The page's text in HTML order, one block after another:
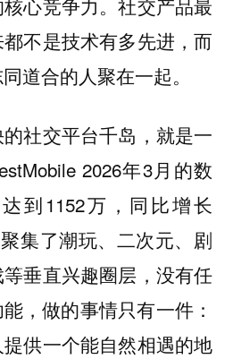
不是技术有多先进，而
道合的人聚在一起。
社交平台千岛，就是一
2026年3月的数
到1152万，同比增长
集了潮玩、二次元、剧
垂直兴趣圈层，没有任
，做的事情只有一件：
供一个能自然相遇的地